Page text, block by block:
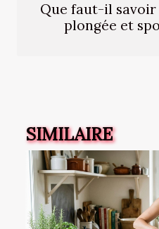
Que faut-il savoir
plongée et
SIMILAIRE